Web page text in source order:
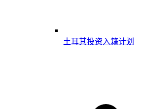
土耳其投资入籍计划